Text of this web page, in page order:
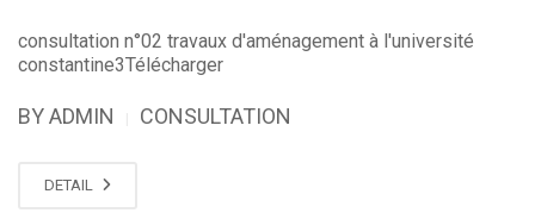
consultation n°02 travaux d'aménagement à l'université
constantine3Télécharger
BY ADMIN CONSULTATION
DETAIL